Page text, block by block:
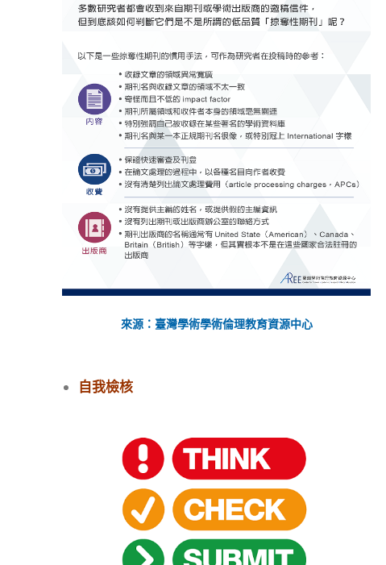
來源： 臺灣學術學術倫理教育資源中心
自我檢核